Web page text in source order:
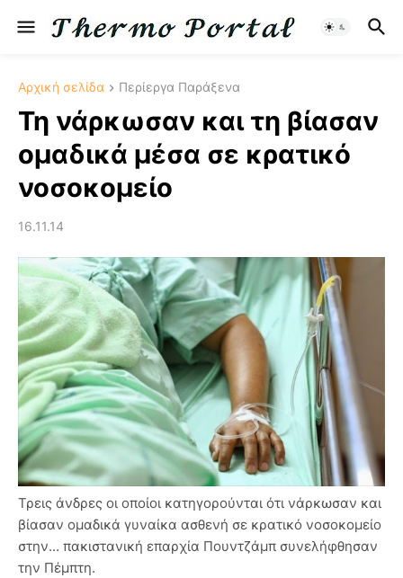
Αρχική σελίδα Περίεργα Παράξενα
Τη νάρκωσαν και τη βίασαν
ομαδικά μέσα σε κρατικό
νοσοκομείο
16.11.14
Τρεις άνδρες οι οποίοι κατηγορούνται ότι νάρκωσαν και
βίασαν ομαδικά γυναίκα ασθενή σε κρατικό νοσοκομείο
στην... πακιστανική επαρχία Πουντζάμπ συνελήφθησαν
την Πέμπτη.